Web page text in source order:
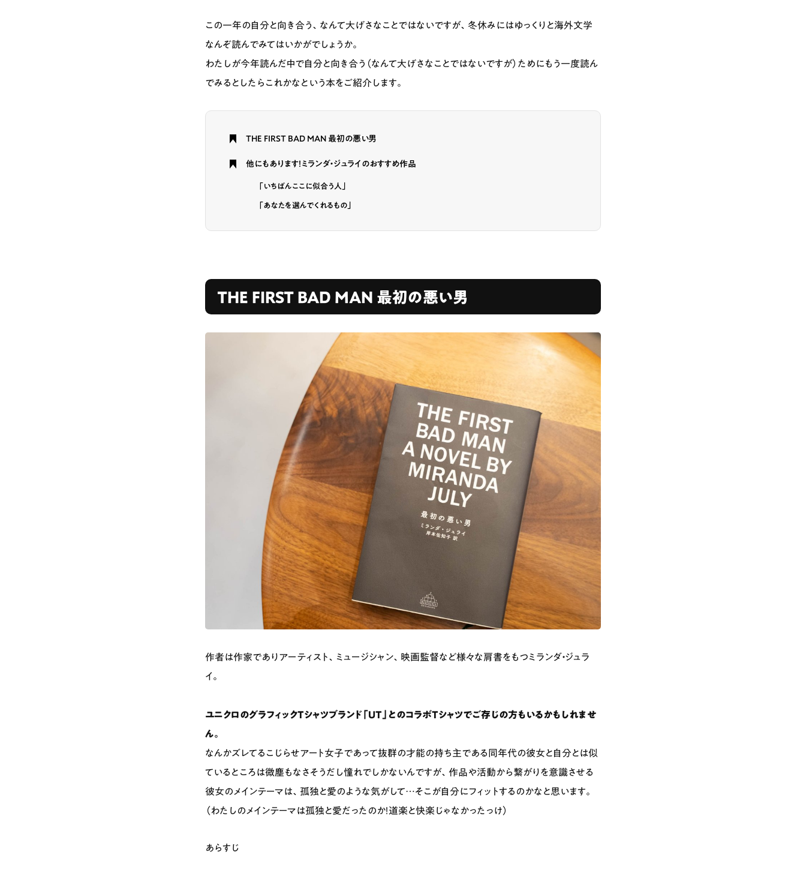
# カフェ # ランチ # スイーツ # ファミリーにおすすめ
この一年の自分と向き合う、なんて大げさなことではないですが、冬休みにはゆっくりと海外文学
なんぞ読んでみてはいかがでしょうか。
わたしが今年読んだ中で自分と向き合う（なんて大げさなことではないですが）ためにもう一度読ん
でみるとしたらこれかなという本をご紹介します。
THE FIRST BAD MAN 最初の悪い男
他にもあります！ミランダ・ジュライのおすすめ作品
「いちばんここに似合う人」
「あなたを選んでくれるもの」
THE FIRST BAD MAN 最初の悪い男
作者は作家でありアーティスト、ミュージシャン、映画監督など様々な肩書をもつミランダ・ジュラ
イ。
ユニクロのグラフィックTシャツブランド「UT」とのコラボTシャツでご存じの方もいるかもしれませ
ん。
なんかズレてるこじらせアート女子であって抜群の才能の持ち主である同年代の彼女と自分とは似
ているところは微塵もなさそうだし憧れでしかないんですが、作品や活動から繋がりを意識させる
彼女のメインテーマは、孤独と愛のような気がして…そこが自分にフィットするのかなと思います。
（わたしのメインテーマは孤独と愛だったのか！道楽と快楽じゃなかったっけ）
あらすじ